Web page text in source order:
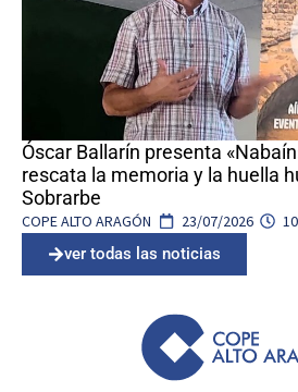
Óscar Ballarín presenta
rescata la memoria y la huella
Sobrarbe
COPE ALTO ARAGÓN 23/07/2026
ver todas las noticias